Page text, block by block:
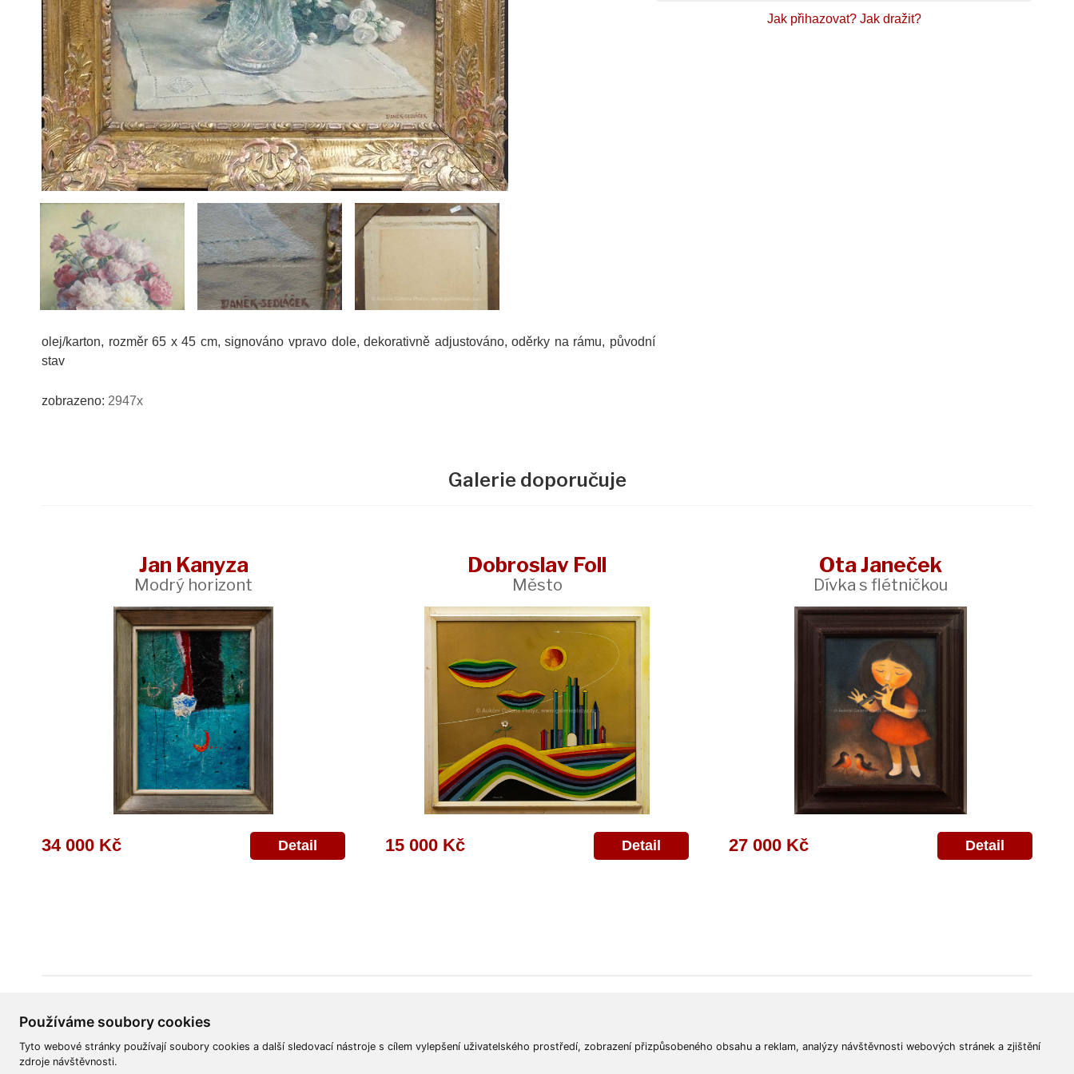
Používáme soubory cookies
Tyto webové stránky používají soubory cookies a další sledovací nástroje s cílem vylepšení uživatelského prostředí, zobrazení přizpůsobeného obsahu a reklam, analýzy návštěvnosti webových stránek a zjištění
zdroje návštěvnosti.
olej/karton, rozměr 65 x 45 cm, signováno vpravo dole, dekorativně adjustováno, oděrky na rámu, původní
stav
zobrazeno: 2947x
Jak přihazovat? Jak dražit?
Galerie doporučuje
Jan Kanyza
Modrý horizont
34 000 Kč Detail
Dobroslav Foll
Město
15 000 Kč Detail
Ota Janeček
Dívka s flétničkou
27 000 Kč Detail